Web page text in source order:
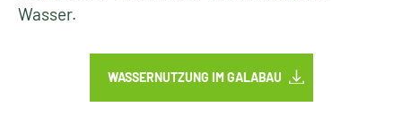
Wasser.
WASSERNUTZUNG IM GALABAU